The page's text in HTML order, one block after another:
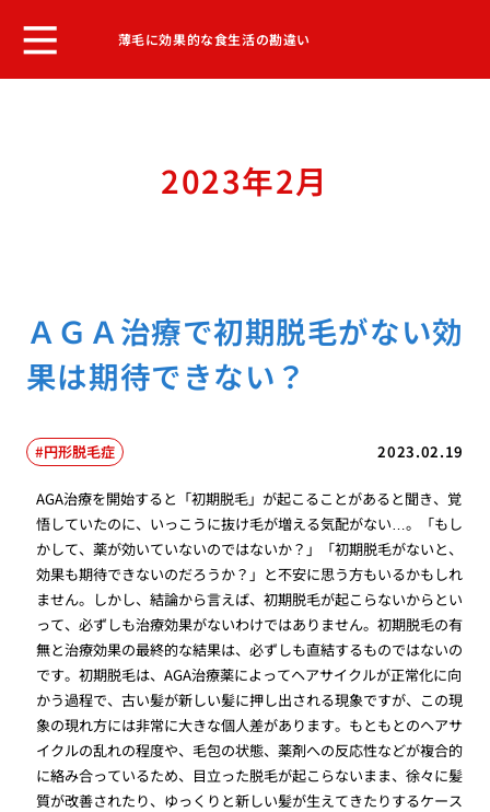
薄毛に効果的な食生活の勘違い
2023年2月
ＡＧＡ治療で初期脱毛がない効
果は期待できない？
2023.02.19
円形脱毛症
AGA治療を開始すると「初期脱毛」が起こることがあると聞き、覚
悟していたのに、いっこうに抜け毛が増える気配がない…。「もし
かして、薬が効いていないのではないか？」「初期脱毛がないと、
効果も期待できないのだろうか？」と不安に思う方もいるかもしれ
ません。しかし、結論から言えば、初期脱毛が起こらないからとい
って、必ずしも治療効果がないわけではありません。初期脱毛の有
無と治療効果の最終的な結果は、必ずしも直結するものではないの
です。初期脱毛は、AGA治療薬によってヘアサイクルが正常化に向
かう過程で、古い髪が新しい髪に押し出される現象ですが、この現
象の現れ方には非常に大きな個人差があります。もともとのヘアサ
イクルの乱れの程度や、毛包の状態、薬剤への反応性などが複合的
に絡み合っているため、目立った脱毛が起こらないまま、徐々に髪
質が改善されたり、ゆっくりと新しい髪が生えてきたりするケース